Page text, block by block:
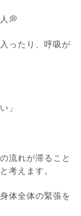
💭
ったり、呼吸が
」
流れが滞ること
考えます。
体全体の緊張を